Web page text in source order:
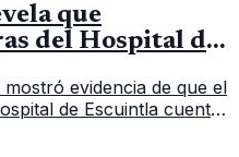
que
del Hospital de
evidencia de que el
de Escuintla cuenta